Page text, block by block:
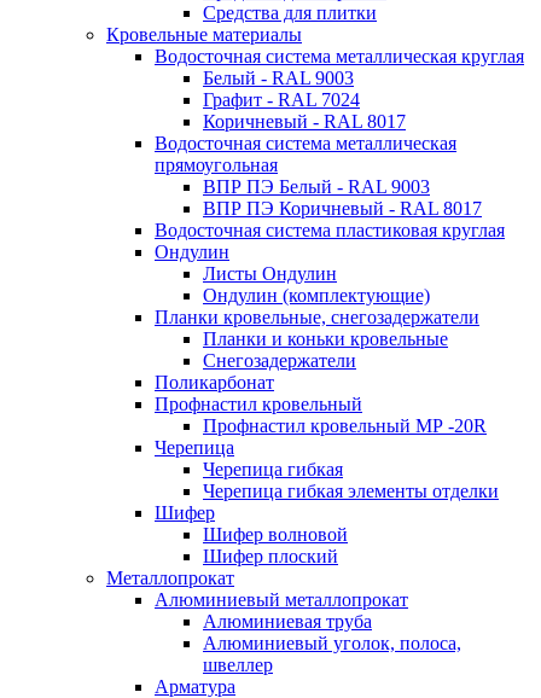
Средства для плитки
Кровельные материалы
Водосточная система металлическая круглая
Белый - RAL 9003
Графит - RAL 7024
Коричневый - RAL 8017
Водосточная система металлическая
прямоугольная
ВПР ПЭ Белый - RAL 9003
ВПР ПЭ Коричневый - RAL 8017
Водосточная система пластиковая круглая
Ондулин
Листы Ондулин
Ондулин (комплектующие)
Планки кровельные, снегозадержатели
Планки и коньки кровельные
Снегозадержатели
Поликарбонат
Профнастил кровельный
Профнастил кровельный МР -20R
Черепица
Черепица гибкая
Черепица гибкая элементы отделки
Шифер
Шифер волновой
Шифер плоский
Металлопрокат
Алюминиевый металлопрокат
Алюминиевая труба
Алюминиевый уголок, полоса,
швеллер
Арматура